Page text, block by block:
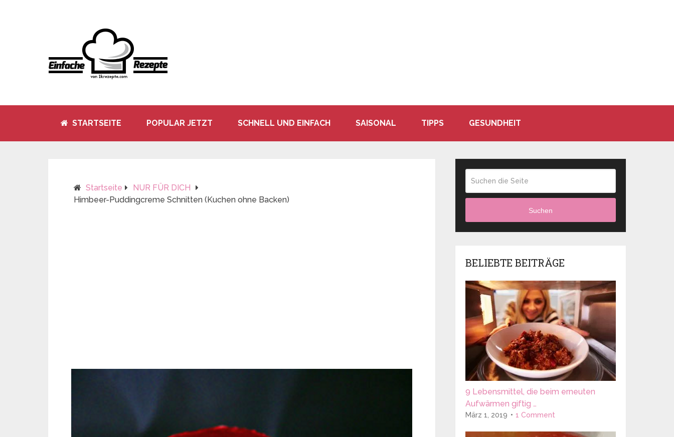
STARTSEITE POPULAR JETZT SCHNELL UND EINFACH SAISONAL TIPPS GESUNDHEIT
Startseite
NUR FÜR DICH
Himbeer-Puddingcreme Schnitten (Kuchen ohne Backen)
Suchen
BELIEBTE BEITRÄGE
9 Lebensmittel, die beim erneuten
Aufwärmen giftig …
März 1, 2019 1 Comment